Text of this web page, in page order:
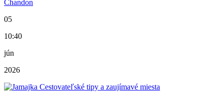
05
10:40
jún
2026